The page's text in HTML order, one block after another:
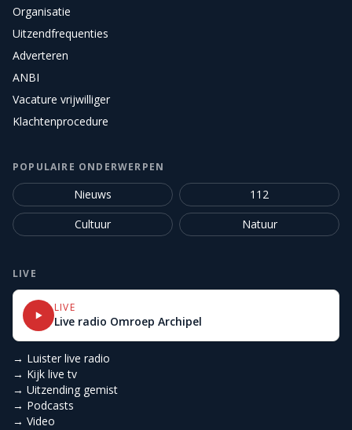
Organisatie
Uitzendfrequenties
Adverteren
ANBI
Vacature vrijwilliger
Klachtenprocedure
POPULAIRE ONDERWERPEN
Nieuws
112
Cultuur
Natuur
LIVE
LIVE
Live radio Omroep Archipel
→ Luister live radio
→ Kijk live tv
→ Uitzending gemist
→ Podcasts
→ Video